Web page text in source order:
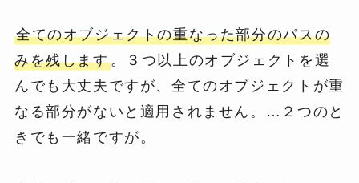
全てのオブジェクトの重なった部分のパスの
みを残します。３つ以上のオブジェクトを選
んでも大丈夫ですが、全てのオブジェクトが重
なる部分がないと適用されません。…２つのと
きでも一緒ですが。